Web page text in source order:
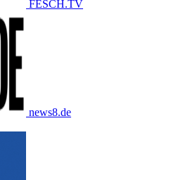
FESCH.TV
news8.de